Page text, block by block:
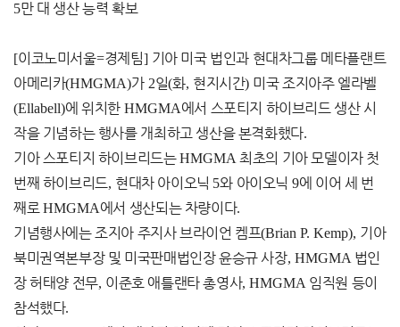
5만 대 생산 능력 확보
[이코노미서울=경제팀] 기아 미국 법인과 현대차그룹 메타플랜트
아메리카(HMGMA)가 2일(화, 현지시간) 미국 조지아주 엘라벨
(Ellabell)에 위치한 HMGMA에서 스포티지 하이브리드 생산 시
작을 기념하는 행사를 개최하고 생산을 본격화했다.
기아 스포티지 하이브리드는HMGMA최초의 기아 모델이자 첫
번째 하이브리드, 현대차 아이오닉 5와 아이오닉 9에 이어 세 번
째로HMGMA에서 생산되는 차량이다.
기념행사에는 조지아 주지사 브라이언 켐프(Brian P. Kemp), 기아
북미권역본부장 및 미국판매법인장 윤승규 사장, HMGMA 법인
장 허태양 전무, 이준호 애틀랜타 총영사, HMGMA 임직원 등이
참석했다.